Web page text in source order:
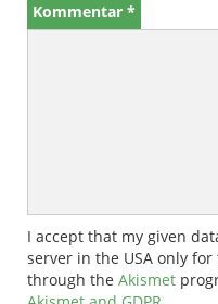
Kommentar *
I accept that my given
server in the USA only
through the Akismet